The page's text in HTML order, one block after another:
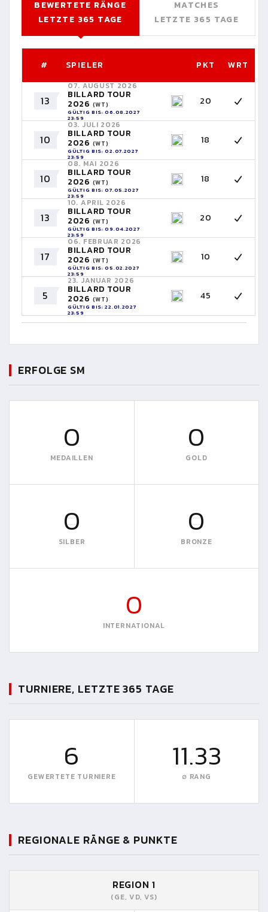
BEWERTETE RÄNGE
LETZTE 365 TAGE
MATCHES
LETZTE 365 TAGE
# SPIELER PKT WRT
13
07. AUGUST 2026
BILLARD TOUR
2026 (WT)
GÜLTIG BIS: 06.08.2027
23:59
20
10
03. JULI 2026
BILLARD TOUR
2026 (WT)
GÜLTIG BIS: 02.07.2027
23:59
18
10
08. MAI 2026
BILLARD TOUR
2026 (WT)
GÜLTIG BIS: 07.05.2027
23:59
18
13
10. APRIL 2026
BILLARD TOUR
2026 (WT)
GÜLTIG BIS: 09.04.2027
23:59
20
17
06. FEBRUAR 2026
BILLARD TOUR
2026 (WT)
GÜLTIG BIS: 05.02.2027
23:59
10
5
23. JANUAR 2026
BILLARD TOUR
2026 (WT)
GÜLTIG BIS: 22.01.2027
23:59
45
ERFOLGE SM
0
MEDAILLEN
0
GOLD
0
SILBER
0
BRONZE
0
INTERNATIONAL
TURNIERE, LETZTE 365 TAGE
6
GEWERTETE TURNIERE
11.33
∅ RANG
REGIONALE RÄNGE & PUNKTE
REGION 1
(GE, VD, VS)